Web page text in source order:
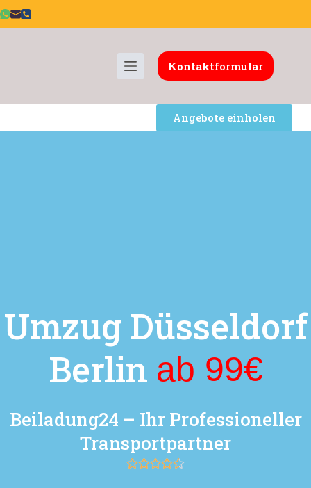
Kontaktformular
Angebote einholen
Umzug Düsseldorf
Berlin ab 99€
Beiladung24 – Ihr Professioneller
Transportpartner